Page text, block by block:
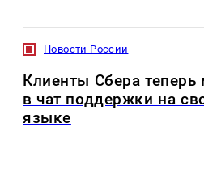
Новости России
Клиенты Сбера теперь
в чат поддержки на
языке